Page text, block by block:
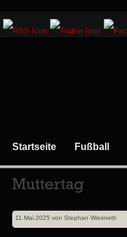
Startseite Fußball
11.Mai.2025 von Stephan Wiesneth